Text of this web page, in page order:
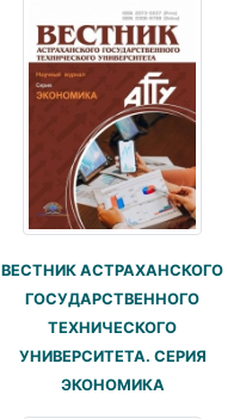
ВЕСТНИК АСТРАХАНСКОГО
ГОСУДАРСТВЕННОГО
ТЕХНИЧЕСКОГО
УНИВЕРСИТЕТА. СЕРИЯ
ЭКОНОМИКА